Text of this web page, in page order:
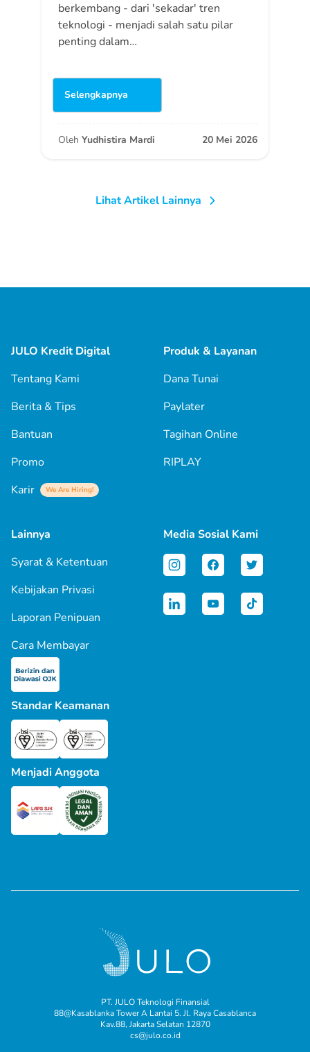
berkembang - dari 'sekadar' tren
teknologi - menjadi salah satu pilar
penting dalam…
Selengkapnya
Oleh Yudhistira Mardi 20 Mei 2026
Lihat Artikel Lainnya
JULO Kredit Digital
Tentang Kami
Berita & Tips
Bantuan
Promo
Karir
We Are Hiring!
Produk & Layanan
Dana Tunai
Paylater
Tagihan Online
RIPLAY
Lainnya
Syarat & Ketentuan
Kebijakan Privasi
Laporan Penipuan
Cara Membayar
Media Sosial Kami
Standar Keamanan
Menjadi Anggota
PT. JULO Teknologi Finansial
88@Kasablanka Tower A Lantai 5. Jl. Raya Casablanca
Kav.88, Jakarta Selatan 12870
cs@julo.co.id